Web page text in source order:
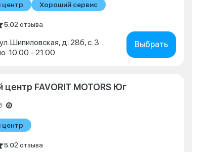
центр Хороший сервис
5.02 отзыва
Шипиловская, д. 28б, с. 3
10:00 - 21:00
Выбрать
FAVORIT MOTORS Юг
центр
5.02 отзыва